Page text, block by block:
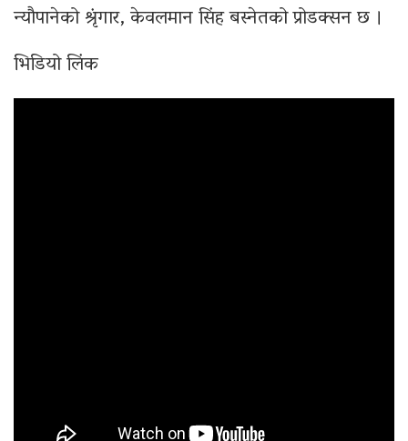
न्यौपानेको श्रृंगार, केवलमान सिंह बस्नेतको प्रोडक्सन छ ।
भिडियो लिंक